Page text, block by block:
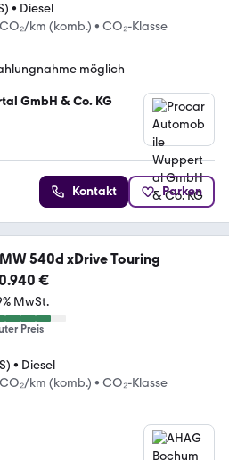
• Diesel
km (komb.) • CO₂-Klasse
möglich
GmbH & Co. KG
Kontakt Parken
540d xDrive Touring
€
MwSt.
Preis
• Diesel
km (komb.) • CO₂-Klasse